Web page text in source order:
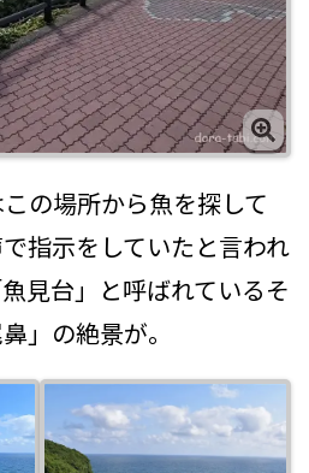
の場所から魚を探して
指示をしていたと言われ
見台」と呼ばれているそ
」の絶景が。